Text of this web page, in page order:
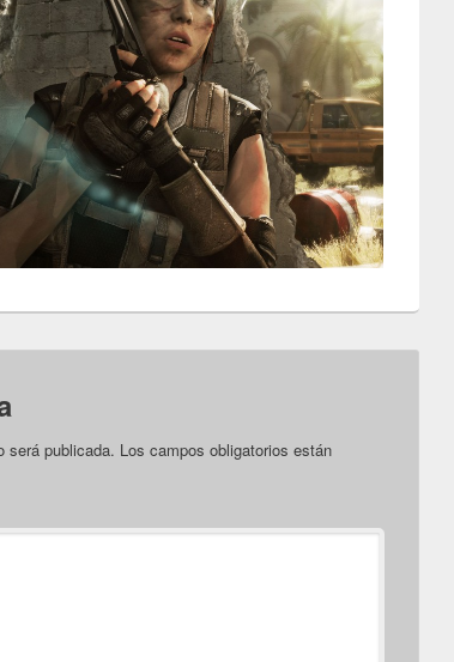
será publicada. Los campos obligatorios están